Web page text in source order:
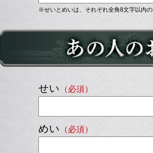
※せいとめいは、それぞれ全角8文字以内の
せい （必須）
めい （必須）